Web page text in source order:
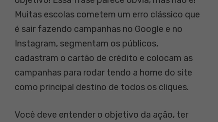
Muitas escolas cometem um erro clássico que
é sair fazendo campanhas no Google e no
Instagram, segmentam os públicos,
cadastram o cartão de crédito e colocam as
campanhas para rodar tendo a home do site
como principal destino de todos os cliques.
Você deve entender o objetivo da ação, ter